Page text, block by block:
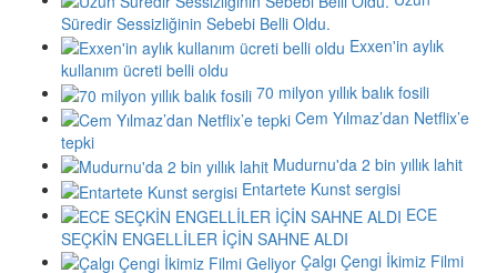
Süredir Sessizliğinin Sebebi Belli Oldu.
Exxen'in aylık
kullanım ücreti belli oldu
70 milyon yıllık balık fosili
Cem Yılmaz’dan Netflix’e
tepki
Mudurnu'da 2 bin yıllık lahit
Entartete Kunst sergisi
ECE
SEÇKİN ENGELLİLER İÇİN SAHNE ALDI
Çalgı Çengi İkimiz Filmi